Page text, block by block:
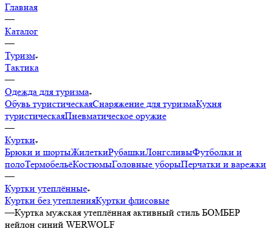
Главная
—
Каталог
—
Туризм
Тактика
—
Одежда для туризма
Обувь туристическаяСнаряжение для туризмаКухня
туристическаяПневматическое оружие
—
Куртки
Брюки и шортыЖилеткиРубашкиЛонгсливыФутболки и
полоТермобельёКостюмыГоловные уборыПерчатки и варежки
—
Куртки утеплённые
Куртки без утепленияКуртки флисовые
—Куртка мужская утеплённая активный стиль БОМБЕР
нейлон синий WERWOLF